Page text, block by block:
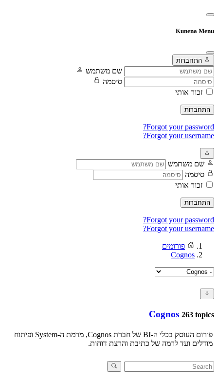
Kunena Menu
התחברות
שם משתמש
סיסמה
זכור אותי
התחברות
Forgot your password?
Forgot your username?
שם משתמש
סיסמה
זכור אותי
התחברות
Forgot your password?
Forgot your username?
פורומים
Cognos
Cognos 263 topics
פורום העוסק בכלי ה-BI של חברת Cognos, מרמת ה-System ופיתוח
מודלים ועד לרמה של כתיבת והרצת דוחות.